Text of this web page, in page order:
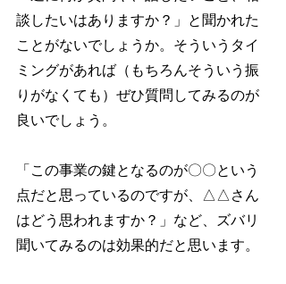
談したいはありますか？」と聞かれた
ことがないでしょうか。そういうタイ
ミングがあれば（もちろんそういう振
りがなくても）ぜひ質問してみるのが
良いでしょう。
「この事業の鍵となるのが〇〇という
点だと思っているのですが、△△さん
はどう思われますか？」など、ズバリ
聞いてみるのは効果的だと思います。